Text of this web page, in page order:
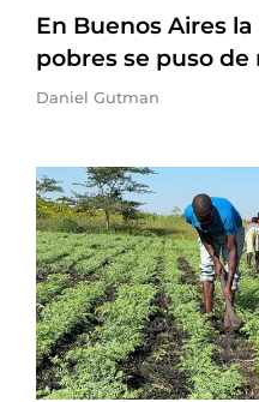
En Buenos Aires
pobres se puso de
Daniel Gutman